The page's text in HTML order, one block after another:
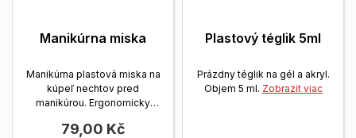
Manikúrna miska
Manikúrna plastová miska na
kúpeľ nechtov pred
manikúrou. Ergonomicky
Zobrazit viac
79,00 Kč
Plastový téglik 5ml
Prázdny téglik na gél a akryl.
Objem 5 ml. Zobrazit viac